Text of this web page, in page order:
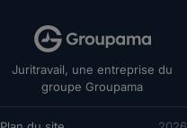
Juritravail, une entreprise du
groupe Groupama